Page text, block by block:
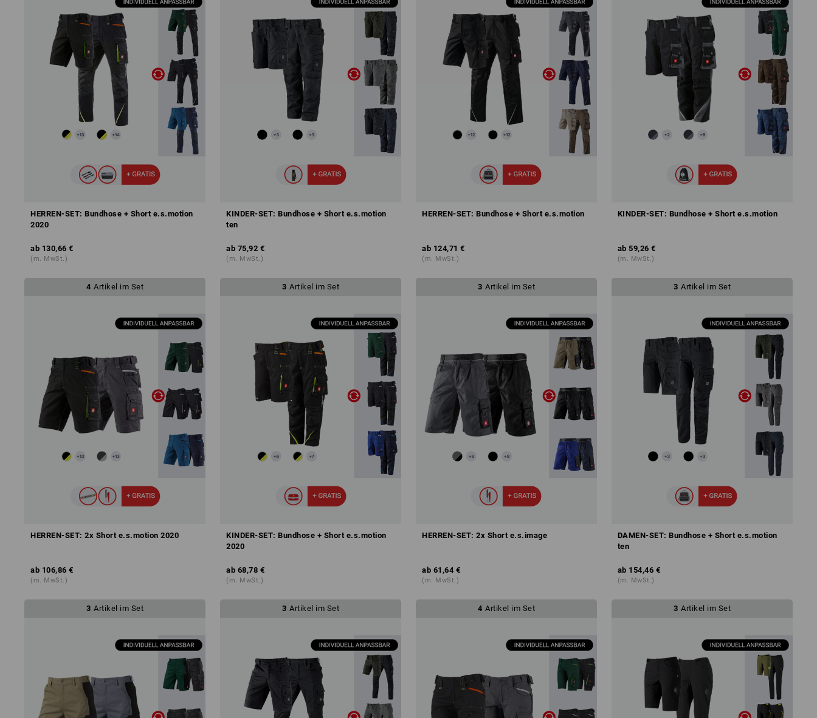
HERREN-SET: Bundhose + Short e.s.motion
2020
ab 130,66 €
(m. MwSt.)
KINDER-SET: Bundhose + Short e.s.motion
ten
ab 75,92 €
(m. MwSt.)
HERREN-SET: Bundhose + Short e.s.motion
ab 124,71 €
(m. MwSt.)
KINDER-SET: Bundhose + Short e.s.motion
ab 59,26 €
(m. MwSt.)
4 Artikel im Set
HERREN-SET: 2x Short e.s.motion 2020
ab 106,86 €
(m. MwSt.)
3 Artikel im Set
KINDER-SET: Bundhose + Short e.s.motion
2020
ab 68,78 €
(m. MwSt.)
3 Artikel im Set
HERREN-SET: 2x Short e.s.image
ab 61,64 €
(m. MwSt.)
3 Artikel im Set
DAMEN-SET: Bundhose + Short e.s.motion
ten
ab 154,46 €
(m. MwSt.)
3 Artikel im Set 3 Artikel im Set 4 Artikel im Set 3 Artikel im Set